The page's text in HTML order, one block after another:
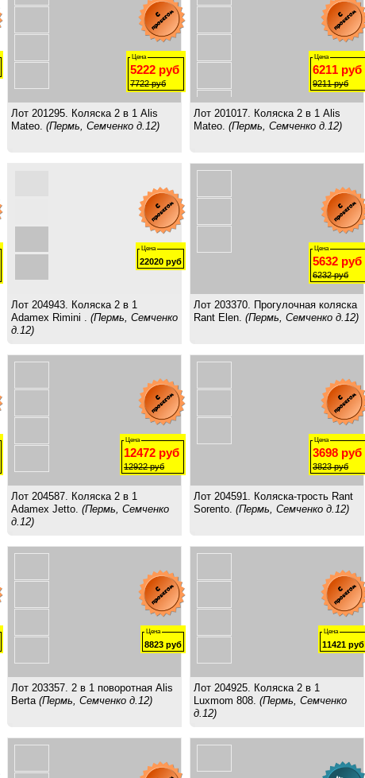
Цена
5222 руб
7722руб
Лот 201295. Коляска 2 в 1 Alis
Mateo. (Пермь, Семченко д.12)
Цена
6211 руб
9211руб
Лот 201017. Коляска 2 в 1 Alis
Mateo. (Пермь, Семченко д.12)
Цена
22020 руб
Лот 204943. Коляска 2 в 1
Adamex Rimini . (Пермь, Семченко
д.12)
Цена
5632 руб
6232руб
Лот 203370. Прогулочная коляска
Rant Elen. (Пермь, Семченко д.12)
Цена
12472 руб
12922руб
Лот 204587. Коляска 2 в 1
Adamex Jetto. (Пермь, Семченко
д.12)
Цена
3698 руб
3823руб
Лот 204591. Коляска-трость Rant
Sorento. (Пермь, Семченко д.12)
Цена
8823 руб
Лот 203357. 2 в 1 поворотная Alis
Berta (Пермь, Семченко д.12)
Цена
11421 руб
Лот 204925. Коляска 2 в 1
Luxmom 808. (Пермь, Семченко
д.12)